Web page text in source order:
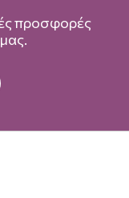
προσφορές